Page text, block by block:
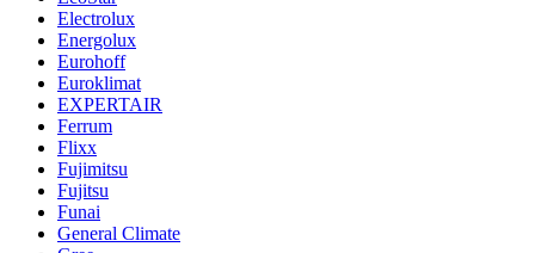
Electrolux
Energolux
Eurohoff
Euroklimat
EXPERTAIR
Ferrum
Flixx
Fujimitsu
Fujitsu
Funai
General Climate